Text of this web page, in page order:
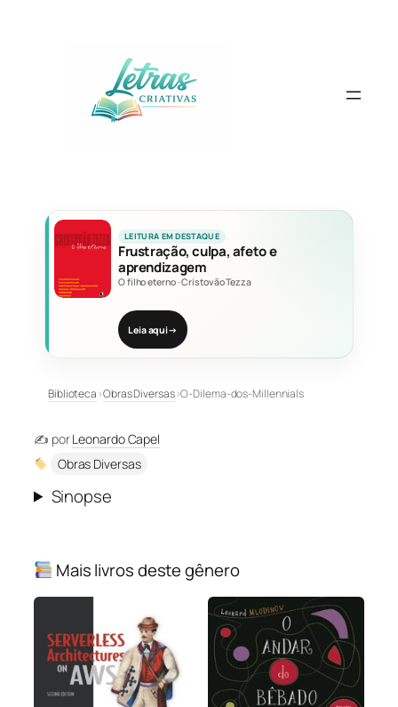
LEITURA EM DESTAQUE
Frustração, culpa, afeto e
aprendizagem
O filho eterno·Cristovão Tezza
Leia aqui→
Biblioteca›Obras Diversas›O-Dilema-dos-Millennials
✍️ porLeonardo Capel
Obras Diversas
Sinopse
Mais livros deste gênero